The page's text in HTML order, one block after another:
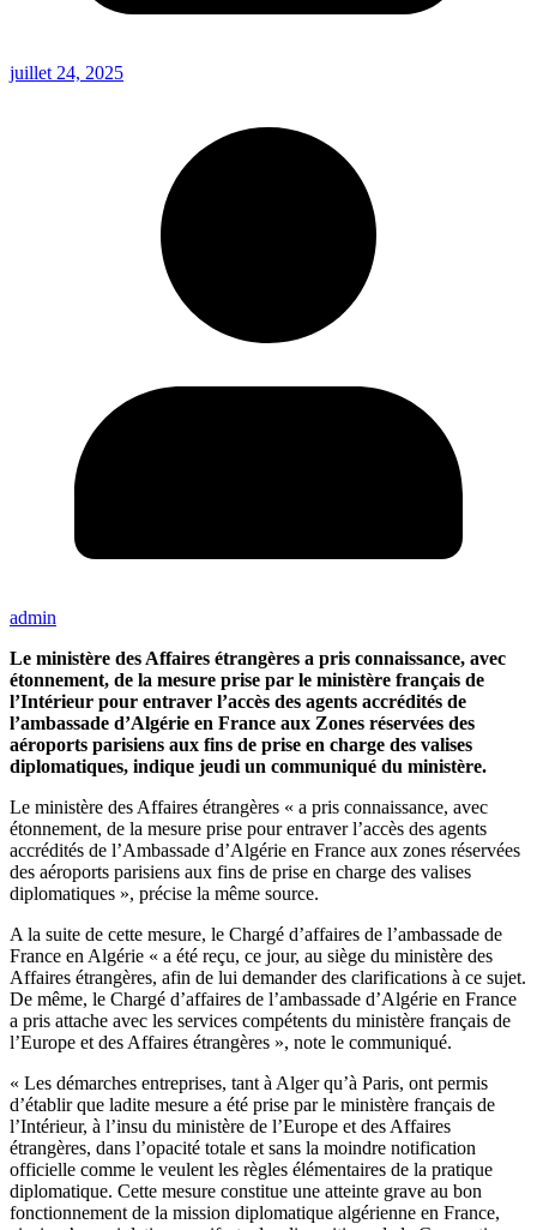
juillet 24, 2025
admin
Le ministère des Affaires étrangères a pris connaissance, avec
étonnement, de la mesure prise par le ministère français de
l’Intérieur pour entraver l’accès des agents accrédités de
l’ambassade d’Algérie en France aux Zones réservées des
aéroports parisiens aux fins de prise en charge des valises
diplomatiques, indique jeudi un communiqué du ministère.
Le ministère des Affaires étrangères « a pris connaissance, avec
étonnement, de la mesure prise pour entraver l’accès des agents
accrédités de l’Ambassade d’Algérie en France aux zones réservées
des aéroports parisiens aux fins de prise en charge des valises
diplomatiques », précise la même source.
A la suite de cette mesure, le Chargé d’affaires de l’ambassade de
France en Algérie « a été reçu, ce jour, au siège du ministère des
Affaires étrangères, afin de lui demander des clarifications à ce sujet.
De même, le Chargé d’affaires de l’ambassade d’Algérie en France
a pris attache avec les services compétents du ministère français de
l’Europe et des Affaires étrangères », note le communiqué.
« Les démarches entreprises, tant à Alger qu’à Paris, ont permis
d’établir que ladite mesure a été prise par le ministère français de
l’Intérieur, à l’insu du ministère de l’Europe et des Affaires
étrangères, dans l’opacité totale et sans la moindre notification
officielle comme le veulent les règles élémentaires de la pratique
diplomatique. Cette mesure constitue une atteinte grave au bon
fonctionnement de la mission diplomatique algérienne en France,